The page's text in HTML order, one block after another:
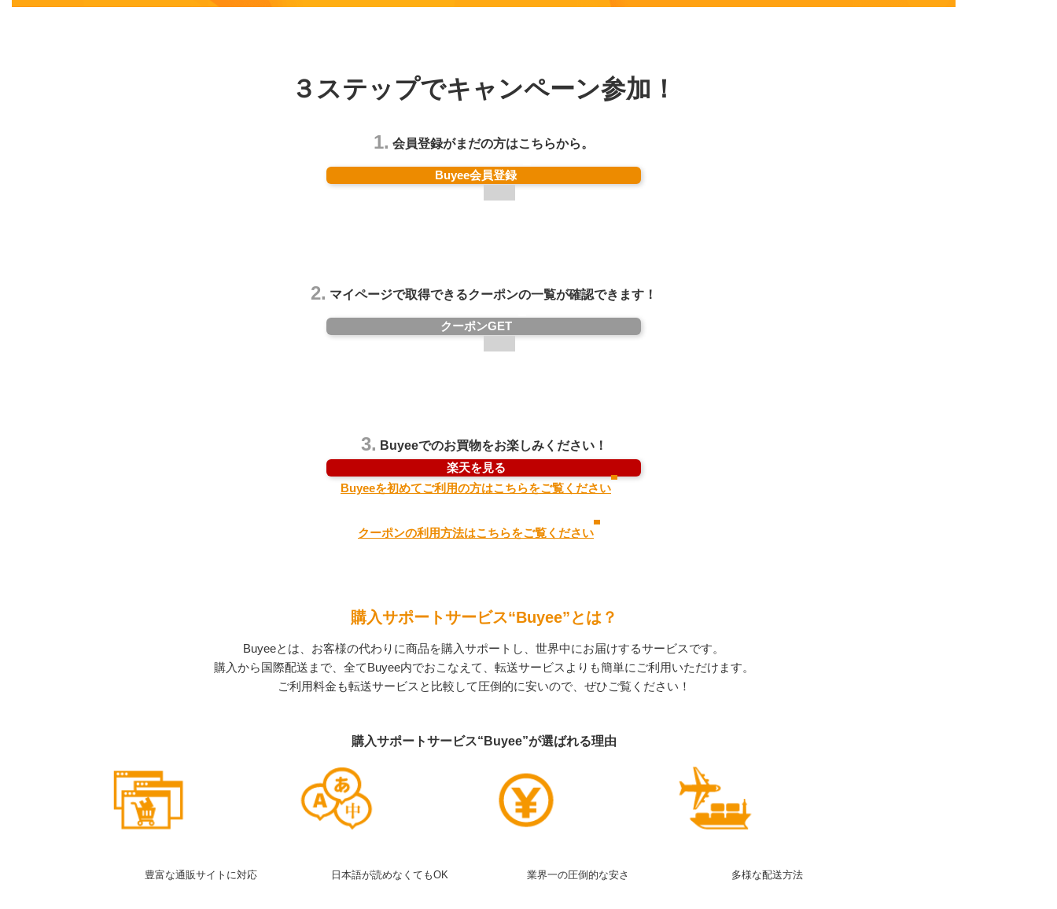
３ステップでキャンペーン参加！
1. 会員登録がまだの方はこちらから。
Buyee会員登録
2. マイページで取得できるクーポンの一覧が確認できます！
クーポンGET
3. Buyeeでのお買物をお楽しみください！
楽天を見る
Buyeeを初めてご利用の方はこちらをご覧ください
クーポンの利用方法はこちらをご覧ください
購入サポートサービス“Buyee”とは？
Buyeeとは、お客様の代わりに商品を購入サポートし、世界中にお届けするサービスです。
購入から国際配送まで、全てBuyee内でおこなえて、転送サービスよりも簡単にご利用いただけます。
ご利用料金も転送サービスと比較して圧倒的に安いので、ぜひご覧ください！
購入サポートサービス“Buyee”が選ばれる理由
豊富な通販サイトに対応 日本語が読めなくてもOK 業界一の圧倒的な安さ 多様な配送方法